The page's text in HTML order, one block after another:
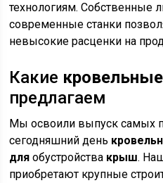
технологиям. Собственные
современные станки
невысокие расценки на
Какие
предлагаем
Мы освоили выпуск самых
сегодняшний день
для обустройства крыш.
приобретают крупные